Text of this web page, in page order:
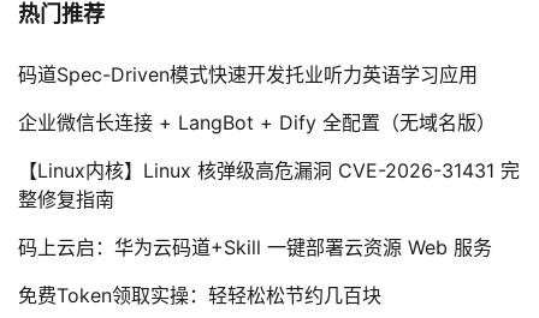
热门推荐
码道Spec-Driven模式快速开发托业听力英语学习应用
企业微信长连接 + LangBot + Dify 全配置（无域名版）
【Linux内核】Linux 核弹级高危漏洞 CVE-2026-31431 完
整修复指南
码上云启：华为云码道+Skill 一键部署云资源 Web 服务
免费Token领取实操：轻轻松松节约几百块